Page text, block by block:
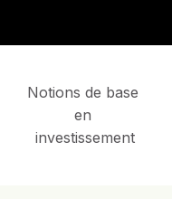
Notions de base
en
investissement